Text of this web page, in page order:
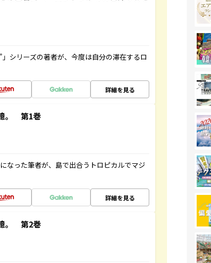
シリーズの著者が、今度は自分の滞在するロ
詳細を見る
。 第1巻
なった筆者が、島で出合うトロピカルでマジ
詳細を見る
。 第2巻